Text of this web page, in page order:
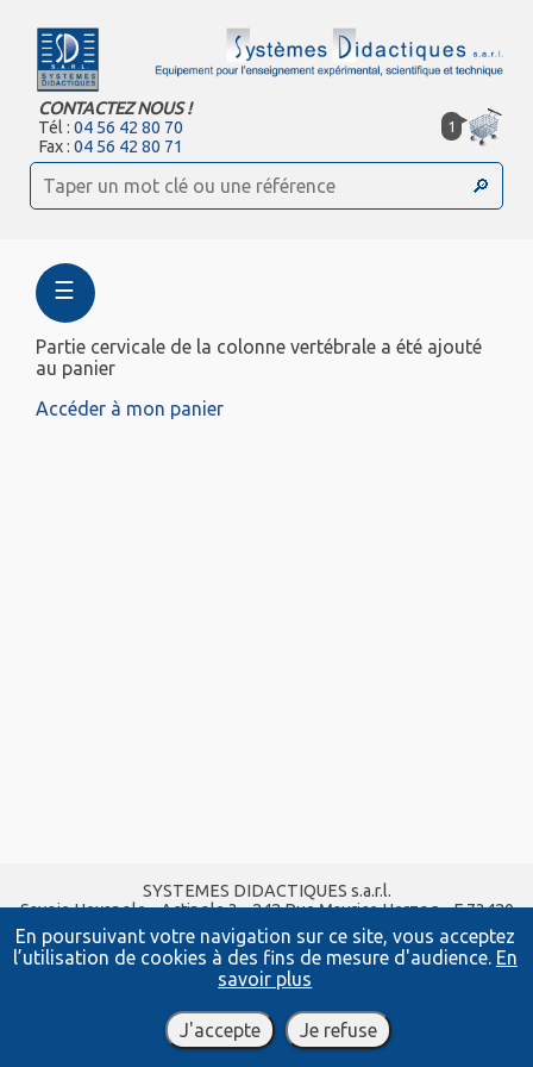
En poursuivant votre navigation sur ce site, vous acceptez
l’utilisation de cookies à des fins de mesure d'audience. En
savoir plus
J'accepte Je refuse
CONTACTEZ NOUS !
Tél :04 56 42 80 70
Fax :04 56 42 80 71
1
☰
Partie cervicale de la colonne vertébrale a été ajouté
au panier
Accéder à mon panier
SYSTEMES DIDACTIQUES s.a.r.l.
Savoie Hexapole - Actipole 3 - 242 Rue Maurice Herzog - F 73420
VIVIERS DU LAC
Tel : 04 56 42 80 70| Fax :04 56 42 80 71
xavier.granjon@systemes-didactiques.fr
www.systemes-didactiques.fr